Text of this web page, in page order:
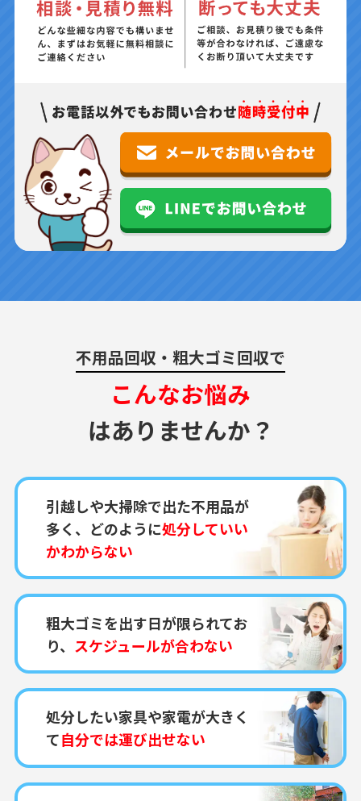
不用品回収・粗大ゴミ回収で
こんなお悩み
はありませんか？
引越しや大掃除で出た不用品が
多く、どのように処分していい
かわからない
粗大ゴミを出す日が限られてお
り、 スケジュールが合わない
処分したい家具や家電が大きく
て自分では運び出せない